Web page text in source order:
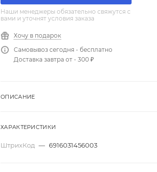
Наши менеджеры обязательно свяжутся с
вами и уточнят условия заказа
Хочу в подарок
Самовывоз сегодня - бесплатно
Доставка завтра от - 300 ₽
ОПИСАНИЕ
ХАРАКТЕРИСТИКИ
ШтрихКод — 6916031456003